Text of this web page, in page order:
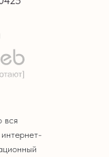
вся